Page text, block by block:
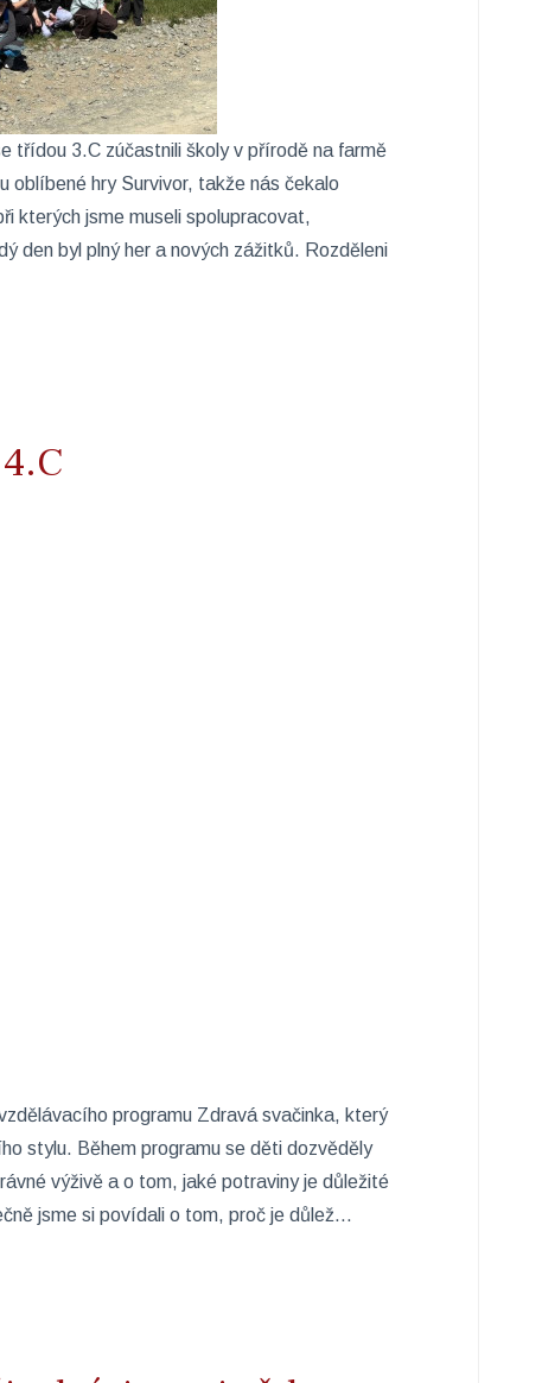
třídou 3.C zúčastnili školy v přírodě na farmě
oblíbené hry Survivor, takže nás čekalo
kterých jsme museli spolupracovat,
den byl plný her a nových zážitků. Rozděleni
programu Zdravá svačinka, který
stylu. Během programu se děti dozvěděly
výživě a o tom, jaké potraviny je důležité
jsme si povídali o tom, proč je důlež...